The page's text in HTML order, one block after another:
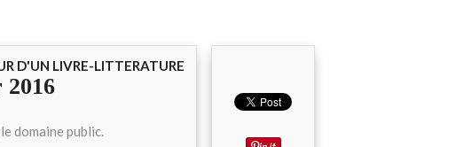
D'UN LIVRE-LITTERATURE
domaine public.